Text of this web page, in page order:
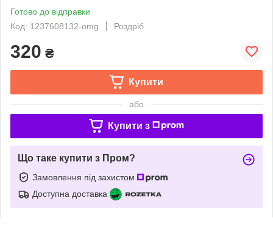
Готово до відправки
Код: 1237608132-omg
Роздріб
320 ₴
Купити
або
Купити з
Що таке купити з Пром?
Замовлення під захистом
Доступна доставка